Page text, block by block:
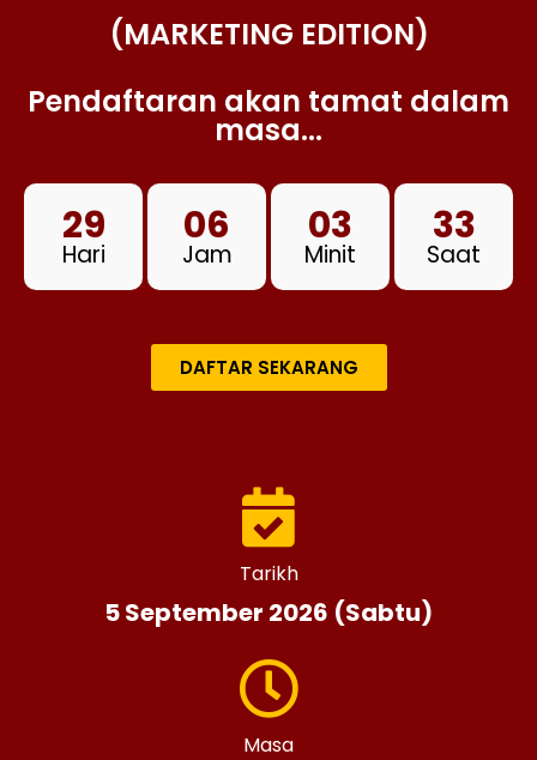
(MARKETING EDITION)
Pendaftaran akan tamat dalam
masa...
29
Hari
06
Jam
03
Minit
32
Saat
DAFTAR SEKARANG
Tarikh
5 September 2026 (Sabtu)
Masa